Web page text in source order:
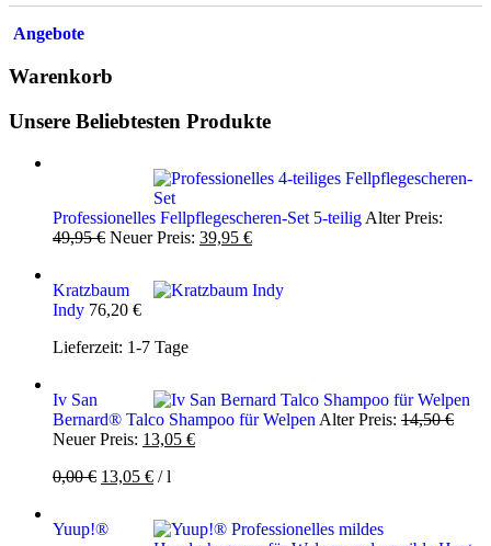
Angebote
Warenkorb
Unsere Beliebtesten Produkte
Professionelles Fellpflegescheren-Set 5-teiligAlter Preis:
49,95€ Ursprünglicher
49,95 €
Neuer Preis: 39,95 €Aktueller
39,95 €.
Kratzbaum
Indy 76,20 €
Lieferzeit: 1-7 Tage
Iv San
Bernard® Talco Shampoo für WelpenAlter Preis: 14,50€
Neuer Preis: 13,05 €Aktueller
0,00€ Ursprünglicher
0,00 €
13,05 €Aktueller
ist:
13,05 €.
/l
Yuup!®